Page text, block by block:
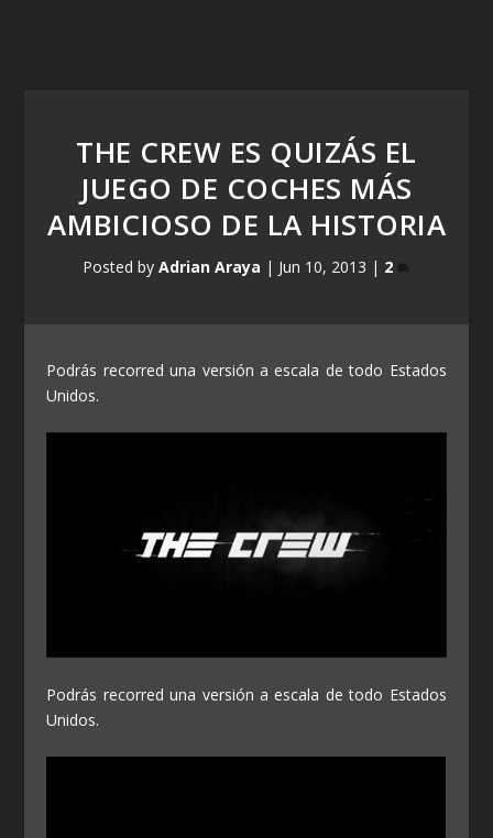
THE CREW ES QUIZÁS EL
JUEGO DE COCHES MÁS
AMBICIOSO DE LA HISTORIA
Posted by Adrian Araya | Jun 10, 2013 | 2
Podrás recorred una versión a escala de todo Estados
Unidos.
Podrás recorred una versión a escala de todo Estados
Unidos.